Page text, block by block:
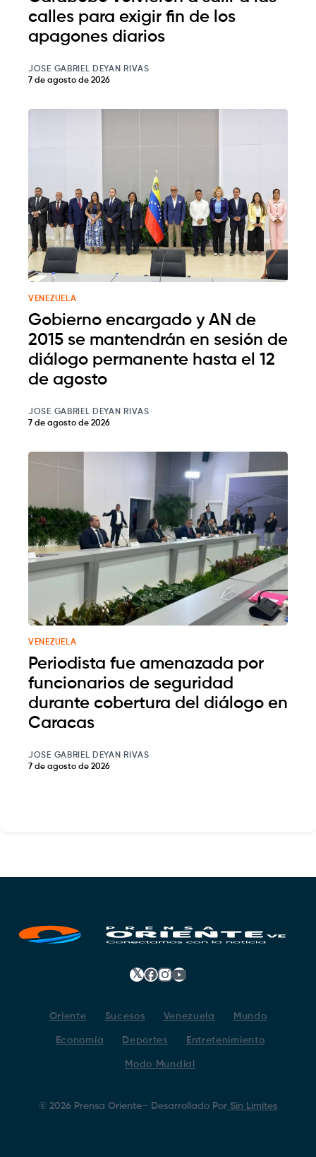
calles para exigir fin de los
apagones diarios
JOSE GABRIEL DEYAN RIVAS
7 de agosto de 2026
VENEZUELA
Gobierno encargado y AN de
2015 se mantendrán en sesión de
diálogo permanente hasta el 12
de agosto
JOSE GABRIEL DEYAN RIVAS
7 de agosto de 2026
VENEZUELA
Periodista fue amenazada por
funcionarios de seguridad
durante cobertura del diálogo en
Caracas
JOSE GABRIEL DEYAN RIVAS
7 de agosto de 2026
𝕏 Facebook
Instagram
YouTube
Oriente Sucesos Venezuela Mundo
Economía Deportes Entretenimiento
Modo Mundial
© 2026 Prensa Oriente– Desarrollado Por Sin Limites